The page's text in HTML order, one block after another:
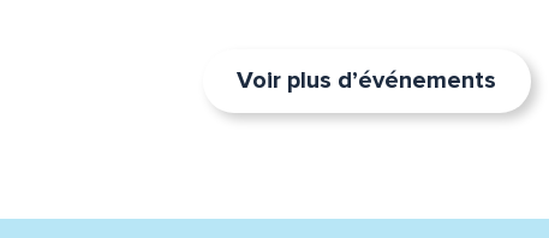
Voir plus d’événements